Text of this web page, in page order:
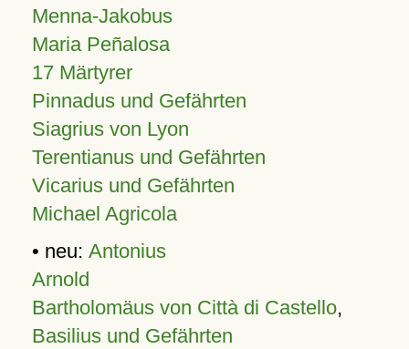
Menna-Jakobus
Maria Peñalosa
17 Märtyrer
Pinnadus und Gefährten
Siagrius von Lyon
Terentianus und Gefährten
Vicarius und Gefährten
Michael Agricola
• neu: Antonius
Arnold
Bartholomäus von Città di Castello,
Basilius und Gefährten